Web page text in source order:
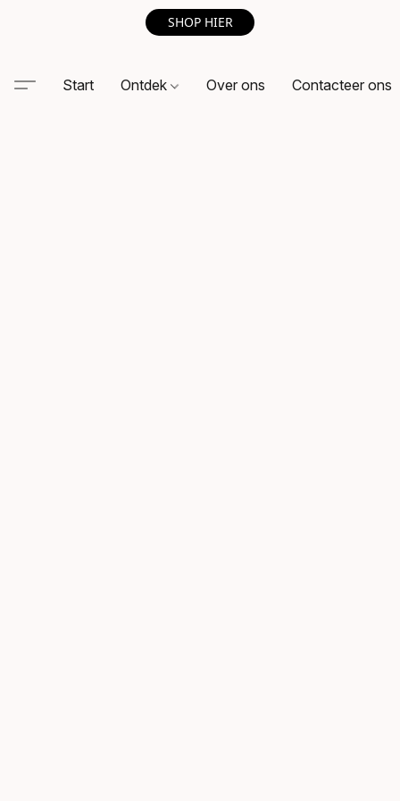
SHOP HIER
Start Ontdek Over ons Contacteer ons